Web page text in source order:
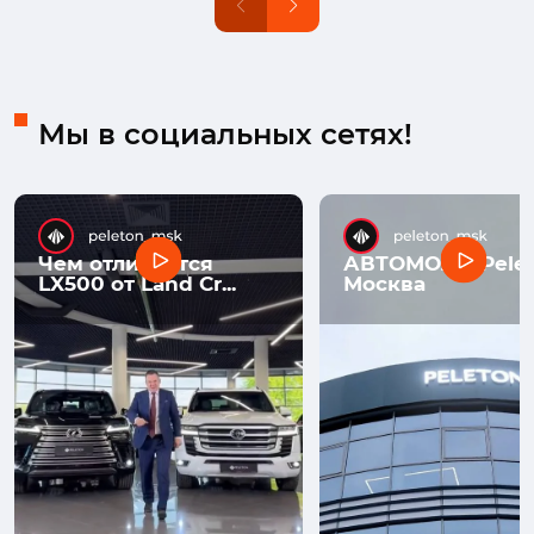
Мы в социальных сетях!
Чем отличается
LX500 от Land Cr...
АВТОМОЛЛ
Москва